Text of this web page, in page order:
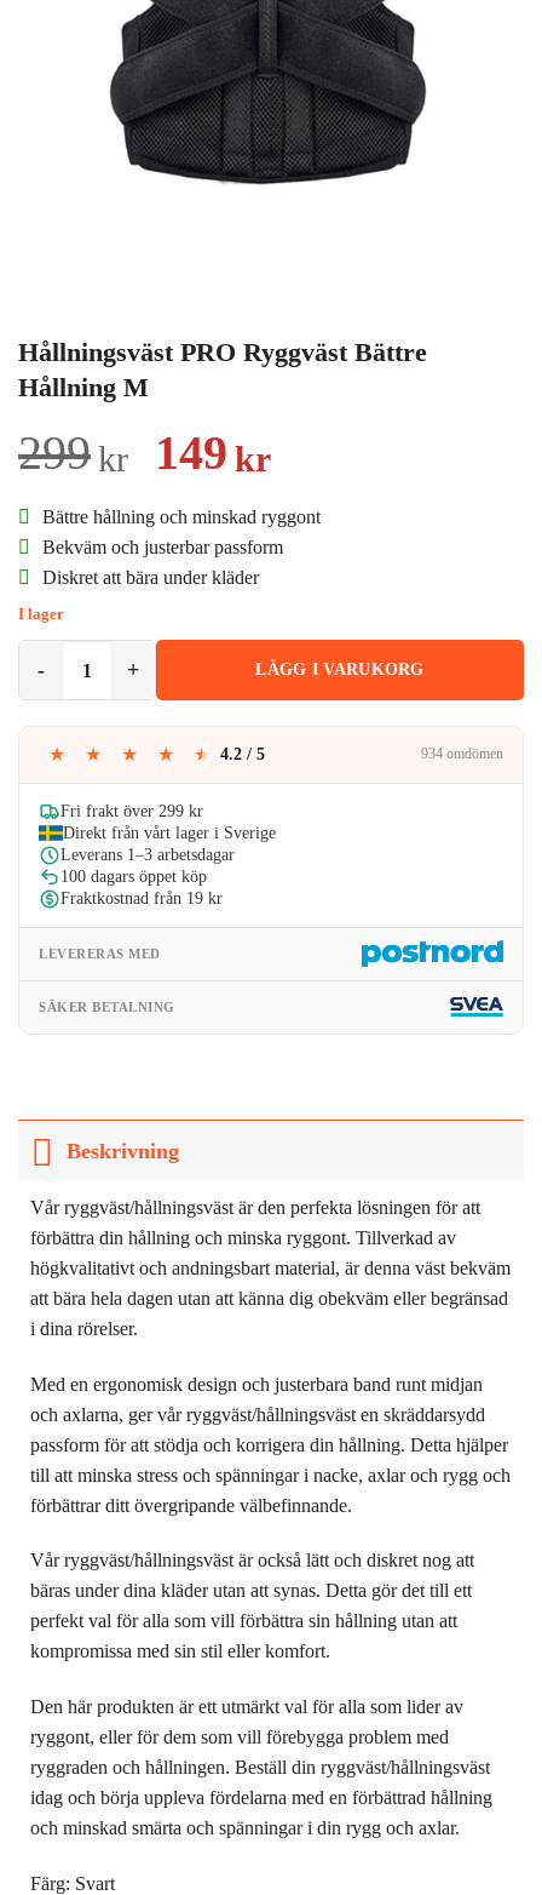
Hållningsväst PRO Ryggväst Bättre
Hållning M
299kr
Det
ursprungliga
priset
var:
299kr.
149 krDet
nuvarande
priset
149kr.
Bättre hållning och minskad ryggont
Bekväm och justerbar passform
Diskret att bära under kläder
I lager
LÄGG I VARUKORG
★ ★ ★ ★ ★ 4.2 / 5 934 omdömen
Fri frakt över 299 kr
Direkt från vårt lager i Sverige
Leverans 1–3 arbetsdagar
100 dagars öppet köp
Fraktkostnad från 19 kr
LEVERERAS MED
SÄKER BETALNING
Beskrivning
Vår ryggväst/hållningsväst är den perfekta lösningen för att
förbättra din hållning och minska ryggont. Tillverkad av
högkvalitativt och andningsbart material, är denna väst bekväm
att bära hela dagen utan att känna dig obekväm eller begränsad
i dina rörelser.
Med en ergonomisk design och justerbara band runt midjan
och axlarna, ger vår ryggväst/hållningsväst en skräddarsydd
passform för att stödja och korrigera din hållning. Detta hjälper
till att minska stress och spänningar i nacke, axlar och rygg och
förbättrar ditt övergripande välbefinnande.
Vår ryggväst/hållningsväst är också lätt och diskret nog att
bäras under dina kläder utan att synas. Detta gör det till ett
perfekt val för alla som vill förbättra sin hållning utan att
kompromissa med sin stil eller komfort.
Den här produkten är ett utmärkt val för alla som lider av
ryggont, eller för dem som vill förebygga problem med
ryggraden och hållningen. Beställ din ryggväst/hållningsväst
idag och börja uppleva fördelarna med en förbättrad hållning
och minskad smärta och spänningar i din rygg och axlar.
Färg: Svart